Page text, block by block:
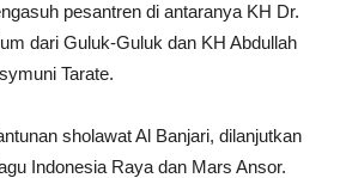
pesantren di antaranya KH Dr.
dari Guluk-Guluk dan KH Abdullah
Tarate.
sholawat Al Banjari, dilanjutkan
Indonesia Raya dan Mars Ansor.